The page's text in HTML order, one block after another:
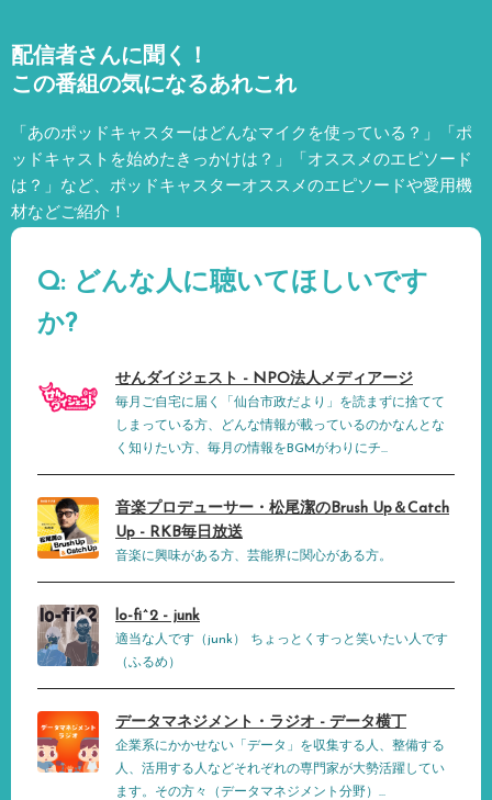
配信者さんに聞く！
この番組の気になるあれこれ
「あのポッドキャスターはどんなマイクを使っている？」「ポ
ッドキャストを始めたきっかけは？」「オススメのエピソード
は？」など、 ポッドキャスターオススメのエピソードや愛用機
材などご紹介！
Q: どんな人に聴いてほしいです
か?
せんダイジェスト - NPO法人メディアージ
毎月ご自宅に届く「仙台市政だより」を読まずに捨てて
しまっている方、どんな情報が載っているのかなんとな
く知りたい方、毎月の情報をBGMがわりにチ...
音楽プロデューサー・松尾潔のBrush Up＆Catch
Up - RKB毎日放送
音楽に興味がある方、芸能界に関心がある方。
lo-fi^2 - junk
適当な人です（junk） ちょっとくすっと笑いたい人です
（ふるめ）
データマネジメント・ラジオ - データ横丁
企業系にかかせない「データ」を収集する人、整備する
人、活用する人などそれぞれの専門家が大勢活躍してい
ます。その方々（データマネジメント分野）...